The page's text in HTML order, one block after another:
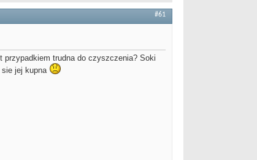
#61
przypadkiem trudna do czyszczenia? Soki
sie jej kupna